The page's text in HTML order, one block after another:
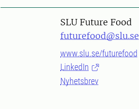
SLU Future Food
futurefood@slu.se
www.slu.se/futurefood
LinkedIn
Nyhetsbrev